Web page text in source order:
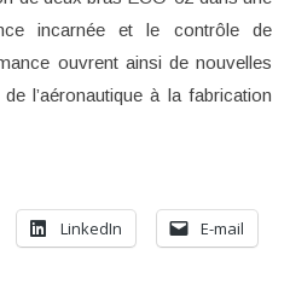
incarnée et le contrôle de
ouvrent ainsi de nouvelles
l’aéronautique à la fabrication
LinkedIn E-mail